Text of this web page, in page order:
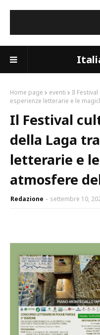
Home page eventi
Il
esperienze letterarie e le
Il Festival
della Laga
letterarie e
atmosfere
Redazione settembre 10,